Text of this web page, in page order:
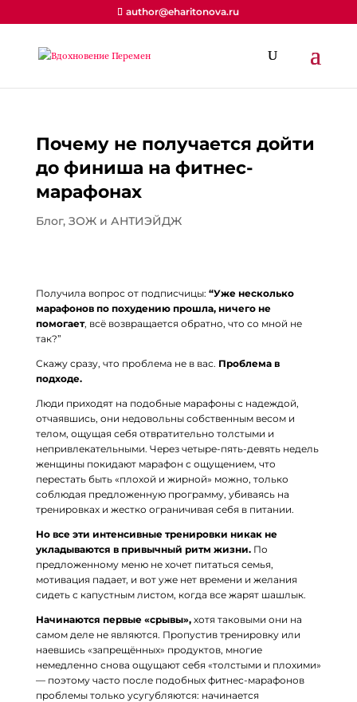
author@eharitonova.ru
Почему не получается дойти
до финиша на фитнес-
марафонах
Блог, ЗОЖ и АНТИЭЙДЖ
Получила вопрос от подписчицы: “Уже несколько
марафонов по похудению прошла, ничего не
помогает, всё возвращается обратно, что со мной не
так?”
Скажу сразу, что проблема не в вас. Проблема в
подходе.
Люди приходят на подобные марафоны с надеждой,
отчаявшись, они недовольны собственным весом и
телом, ощущая себя отвратительно толстыми и
непривлекательными. Через четыре-пять-девять недель
женщины покидают марафон с ощущением, что
перестать быть «плохой и жирной» можно, только
соблюдая предложенную программу, убиваясь на
тренировках и жестко ограничивая себя в питании.
Но все эти интенсивные тренировки никак не
укладываются в привычный ритм жизни. По
предложенному меню не хочет питаться семья,
мотивация падает, и вот уже нет времени и желания
сидеть с капустным листом, когда все жарят шашлык.
Начинаются первые «срывы», хотя таковыми они на
самом деле не являются. Пропустив тренировку или
наевшись «запрещённых» продуктов, многие
немедленно снова ощущают себя «толстыми и плохими»
— поэтому часто после подобных фитнес-марафонов
проблемы только усугубляются: начинается